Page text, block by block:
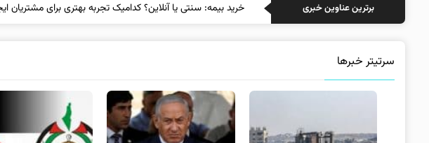
برترین عناوین خبری خرید بیمه: سنتی یا آنلاین؟ کدامیک تجربه بهتری برای مشتریان
سرتیتر خبرها